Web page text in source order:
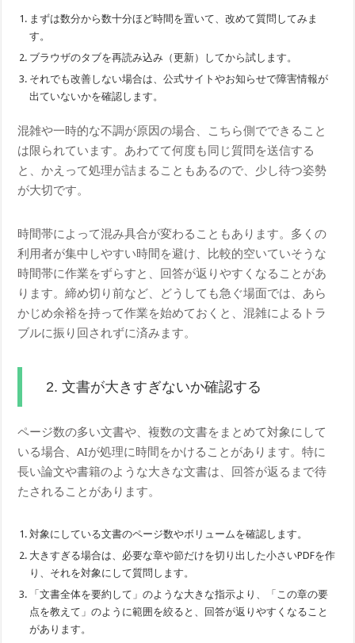
まずは数分から数十分ほど時間を置いて、改めて質問してみま
す。
ブラウザのタブを再読み込み（更新）してから試します。
それでも改善しない場合は、公式サイトやお知らせで障害情報が
出ていないかを確認します。
混雑や一時的な不調が原因の場合、こちら側でできること
は限られています。あわてて何度も同じ質問を送信する
と、かえって処理が詰まることもあるので、少し待つ姿勢
が大切です。
時間帯によって混み具合が変わることもあります。多くの
利用者が集中しやすい時間を避け、比較的空いていそうな
時間帯に作業をずらすと、回答が返りやすくなることがあ
ります。締め切り前など、どうしても急ぐ場面では、あら
かじめ余裕を持って作業を始めておくと、混雑によるトラ
ブルに振り回されずに済みます。
2. 文書が大きすぎないか確認する
ページ数の多い文書や、複数の文書をまとめて対象にして
いる場合、AIが処理に時間をかけることがあります。特に
長い論文や書籍のような大きな文書は、回答が返るまで待
たされることがあります。
対象にしている文書のページ数やボリュームを確認します。
大きすぎる場合は、必要な章や節だけを切り出した小さいPDFを作
り、それを対象にして質問します。
「文書全体を要約して」のような大きな指示より、「この章の要
点を教えて」のように範囲を絞ると、回答が返りやすくなること
があります。